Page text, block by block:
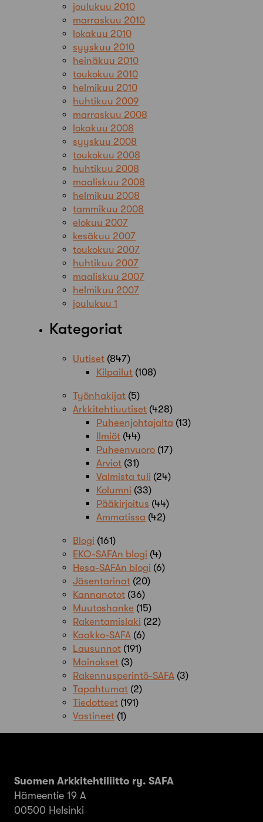
joulukuu 2010
marraskuu 2010
lokakuu 2010
syyskuu 2010
heinäkuu 2010
toukokuu 2010
helmikuu 2010
huhtikuu 2009
marraskuu 2008
lokakuu 2008
syyskuu 2008
toukokuu 2008
huhtikuu 2008
maaliskuu 2008
helmikuu 2008
tammikuu 2008
elokuu 2007
kesäkuu 2007
toukokuu 2007
huhtikuu 2007
maaliskuu 2007
helmikuu 2007
joulukuu 1
Kategoriat
Uutiset (847)
Kilpailut (108)
Työnhakijat (5)
Arkkitehtiuutiset (428)
Puheenjohtajalta (13)
Ilmiöt (44)
Puheenvuoro (17)
Arviot (31)
Valmista tuli (24)
Kolumni (33)
Pääkirjoitus (44)
Ammatissa (42)
Blogi (161)
EKO-SAFAn blogi (4)
Hesa-SAFAn blogi (6)
Jäsentarinat (20)
Kannanotot (36)
Muutoshanke (15)
Rakentamislaki (22)
Kaakko-SAFA (6)
Lausunnot (191)
Mainokset (3)
Rakennusperintö-SAFA (3)
Tapahtumat (2)
Tiedotteet (191)
Vastineet (1)
Suomen Arkkitehtiliitto ry. SAFA
Hämeentie 19 A
00500 Helsinki